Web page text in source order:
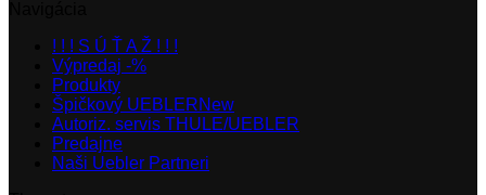
! ! ! S Ú Ť A Ž ! ! !
Výpredaj -%
Produkty
Špičkový UEBLER
Autoriz. servis THULE/UEBLER
Predajne
Naši Uebler Partneri